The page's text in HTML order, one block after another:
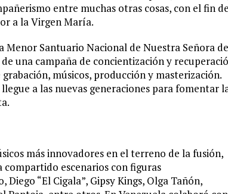
entre muchas otras cosas, con el fin de
a la Virgen María.
Menor Santuario Nacional de Nuestra Señora de
una campaña de concientización y
músicos, producción y masterización.
a las nuevas generaciones para fomentar
más innovadores en el terreno de la fusión,
escenarios con figuras
“El Cigala”, Gipsy Kings, Olga Tañón,